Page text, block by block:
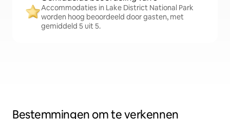
Accommodaties in Lake District National Park
worden hoog beoordeeld door gasten, met
gemiddeld 5 uit 5.
Bestemmingen om te verkennen